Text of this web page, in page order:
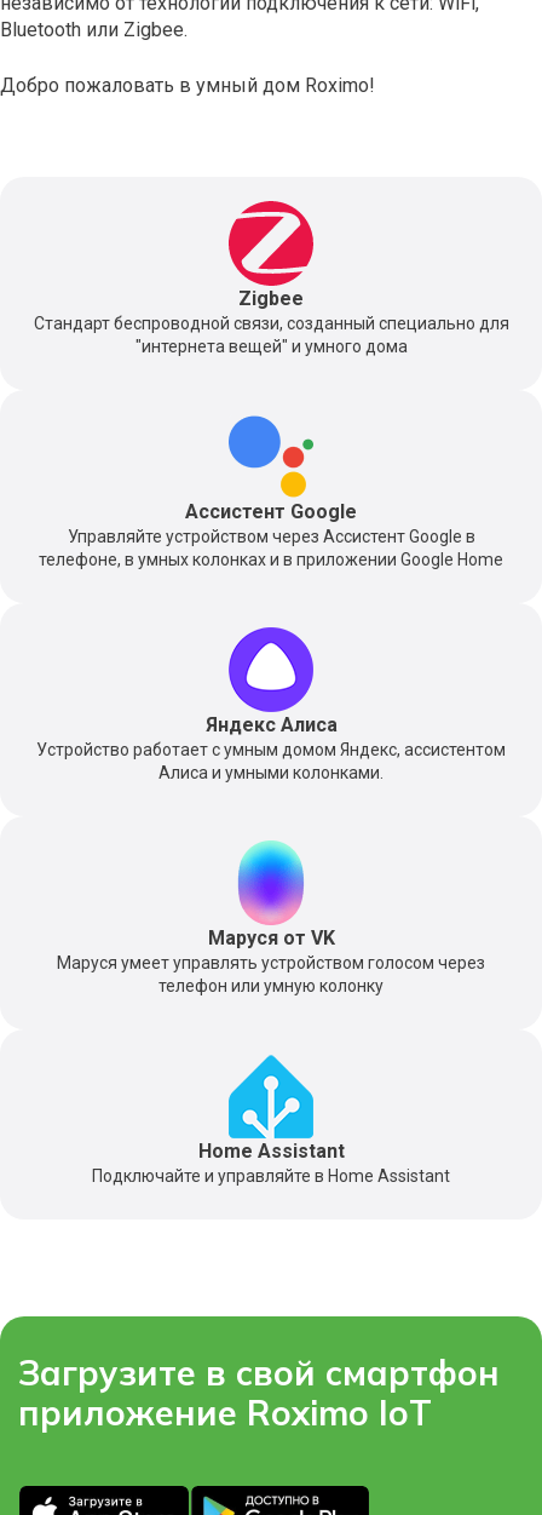
Bluetooth или Zigbee.
Добро пожаловать в умный дом Roximo!
Zigbee
Стандарт беспроводной связи, созданный специально для
"интернета вещей" и умного дома
Ассистент Google
Управляйте устройством через Ассистент Google в
телефоне, в умных колонках и в приложении Google Home
Яндекс Алиса
Устройство работает с умным домом Яндекс, ассистентом
Алиса и умными колонками.
Маруся от VK
Маруся умеет управлять устройством голосом через
телефон или умную колонку
Home Assistant
Подключайте и управляйте в Home Assistant
Загрузите в свой смартфон
приложение Roximo IoT